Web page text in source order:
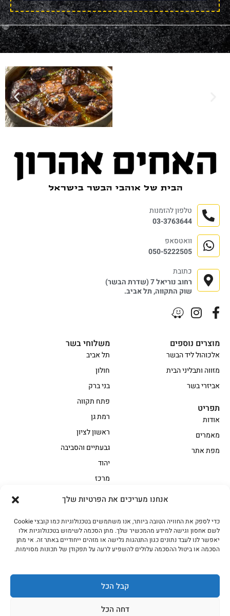
אנחנו מעריכים את הפרטיות שלך
כדי לספק את החוויה הטובה ביותר, אנו משתמשים בטכנולוגיות כמו קובצי Cookie
לשם אחסון וגישה למידע מהמכשיר שלך. מתן הסכמה לשימוש בטכנולוגיות אלו
יאפשר לנו לעבד נתונים כגון התנהגות גלישה או מזהים ייחודיים באתר זה. אי מתן
הסכמה או ביטול ההסכמה עלולים להשפיע לרעה על תפקודן של תכונות מסוימות.
קבל הכל
דחה הכל
אווז
בשר בקר משובח
בשר בקר עגלה משובח
בשר למעשנת
הודו
חלקים אחוריים
מיוחדי מסורת1
נתחי פנים
עוף
משלוחי בשר
תל אביב
חולון
בני ברק
פתח תקווה
רמת גן
ראשון לציון
גבעתיים והסביבה
יהוד
מרכז
מוצרים נוספים
אלכוהול ליד הבשר
מזווה ותבליני הבית
אביזרי בשר
תפריט
אודות
מאמרים
מפת אתר
טלפון להזמנות
03-3763644
וואטסאפ
050-5222505
כתובת
רחוב נוריאל 7 (שדרת הבשר)
שוק התקווה, תל אביב.